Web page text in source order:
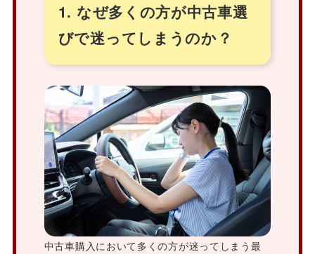
1. なぜ多くの方が中古車選
びで迷ってしまうのか？
中古車購入において多くの方が迷ってしまう最